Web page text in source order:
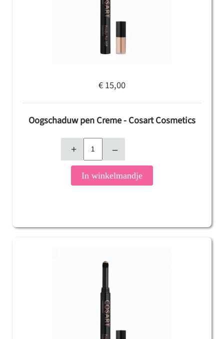
€ 15,00
Oogschaduw pen Creme - Cosart Cosmetics
+ –
In winkelmandje